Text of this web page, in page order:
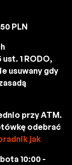
PLN
1 RODO,
usuwany gdy
przy ATM.
odebrać
jak
10:00 -